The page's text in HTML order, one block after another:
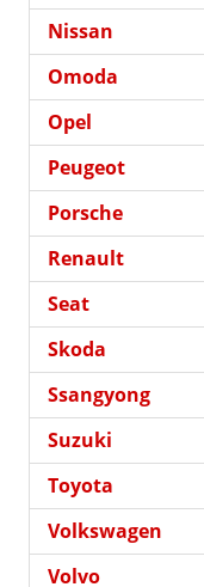
Nissan
Omoda
Opel
Peugeot
Porsche
Renault
Seat
Skoda
Ssangyong
Suzuki
Toyota
Volkswagen
Volvo